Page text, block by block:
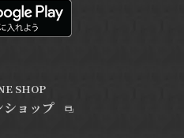
SHOP
ショップ